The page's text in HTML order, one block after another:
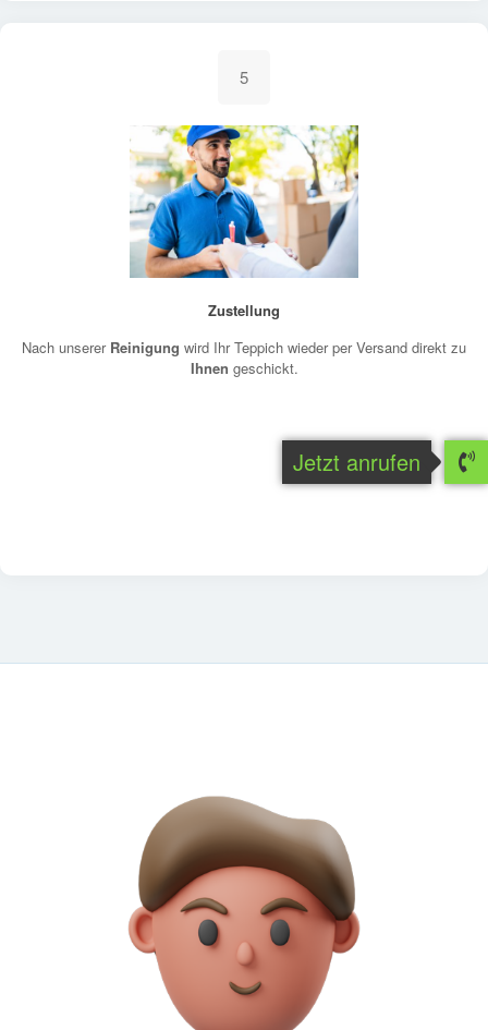
5
Zustellung
Nach unserer Reinigung wird Ihr Teppich wieder per Versand direkt zu
Ihnen geschickt.
Jetzt anrufen